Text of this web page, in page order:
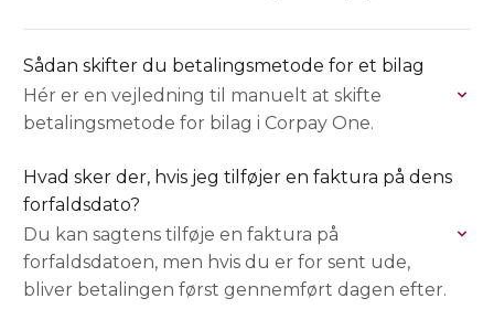
Sådan skifter du betalingsmetode for et bilag
Hér er en vejledning til manuelt at skifte
betalingsmetode for bilag i Corpay One.
Hvad sker der, hvis jeg tilføjer en faktura på dens
forfaldsdato?
Du kan sagtens tilføje en faktura på
forfaldsdatoen, men hvis du er for sent ude,
bliver betalingen først gennemført dagen efter.